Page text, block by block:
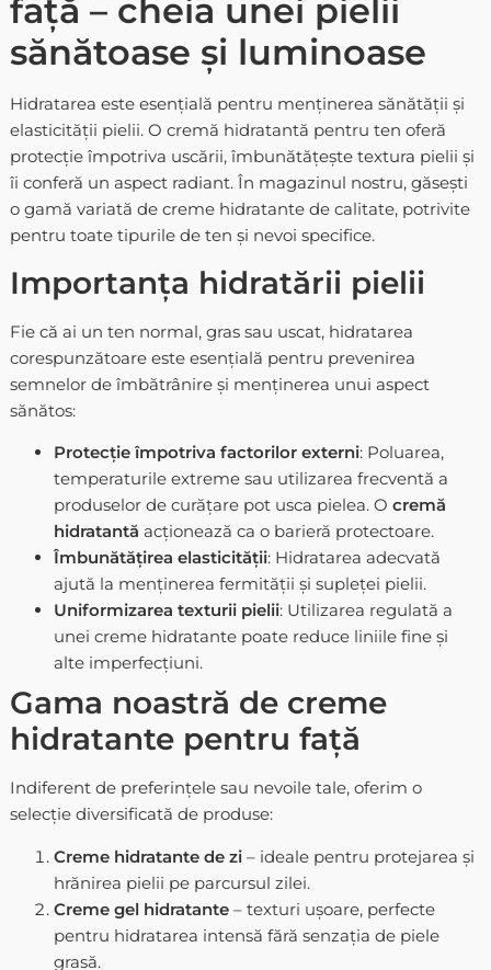
față – cheia unei pielii
sănătoase și luminoase
Hidratarea este esențială pentru menținerea sănătății și
elasticității pielii. O cremă hidratantă pentru ten oferă
protecție împotriva uscării, îmbunătățește textura pielii și
îi conferă un aspect radiant. În magazinul nostru, găsești
o gamă variată de creme hidratante de calitate, potrivite
pentru toate tipurile de ten și nevoi specifice.
Importanța hidratării pielii
Fie că ai un ten normal, gras sau uscat, hidratarea
corespunzătoare este esențială pentru prevenirea
semnelor de îmbătrânire și menținerea unui aspect
sănătos:
Protecție împotriva factorilor externi: Poluarea,
temperaturile extreme sau utilizarea frecventă a
produselor de curățare pot usca pielea. O cremă
hidratantă acționează ca o barieră protectoare.
Îmbunătățirea elasticității: Hidratarea adecvată
ajută la menținerea fermității și supleței pielii.
Uniformizarea texturii pielii: Utilizarea regulată a
unei creme hidratante poate reduce liniile fine și
alte imperfecțiuni.
Gama noastră de creme
hidratante pentru față
Indiferent de preferințele sau nevoile tale, oferim o
selecție diversificată de produse:
Creme hidratante de zi– ideale pentru protejarea și
hrănirea pielii pe parcursul zilei.
Creme gel hidratante– texturi ușoare, perfecte
pentru hidratarea intensă fără senzația de piele
grasă.